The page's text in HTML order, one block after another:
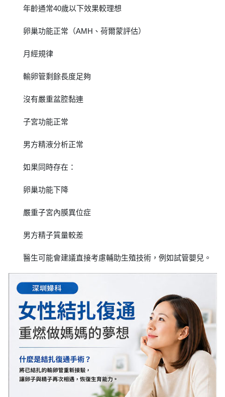
年齡通常40歲以下效果較理想
卵巢功能正常（AMH、荷爾蒙評估）
月經規律
輸卵管剩餘長度足夠
沒有嚴重盆腔黏連
子宮功能正常
男方精液分析正常
如果同時存在：
卵巢功能下降
嚴重子宮內膜異位症
男方精子質量較差
醫生可能會建議直接考慮輔助生殖技術，例如試管嬰兒。